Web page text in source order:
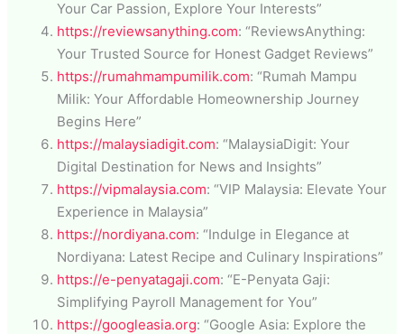
Your Car Passion, Explore Your Interests”
https://reviewsanything.com: “ReviewsAnything:
Your Trusted Source for Honest Gadget Reviews”
https://rumahmampumilik.com: “Rumah Mampu
Milik: Your Affordable Homeownership Journey
Begins Here”
https://malaysiadigit.com: “MalaysiaDigit: Your
Digital Destination for News and Insights”
https://vipmalaysia.com: “VIP Malaysia: Elevate Your
Experience in Malaysia”
https://nordiyana.com: “Indulge in Elegance at
Nordiyana: Latest Recipe and Culinary Inspirations”
https://e-penyatagaji.com: “E-Penyata Gaji:
Simplifying Payroll Management for You”
https://googleasia.org: “Google Asia: Explore the